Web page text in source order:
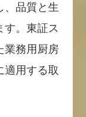
、品質と生
す。東証ス
業務用厨房
適用する取